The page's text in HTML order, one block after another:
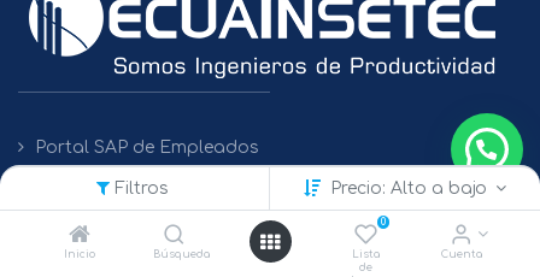
Filtros Precio: Alto a bajo
Inicio Búsqueda
0
Lista
de
Cuenta
Portal SAP de Empleados
Políticas de Protección de Datos